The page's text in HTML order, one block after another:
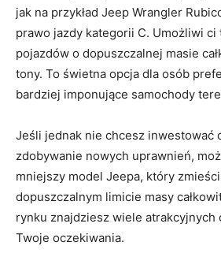
jak ​na przykład Jeep‍ Wrangler
prawo jazdy⁣ kategorii C. Umożliwi
pojazdów o dopuszczalnej masie
tony. To świetna opcja dla​ osób
bardziej imponujące samochody
Jeśli jednak ‍nie chcesz inwestować
zdobywanie nowych uprawnień,
mniejszy model ⁣Jeepa, ‌który‍
dopuszczalnym limicie masy
rynku ‍znajdziesz ​wiele atrakcyjnych
Twoje oczekiwania.